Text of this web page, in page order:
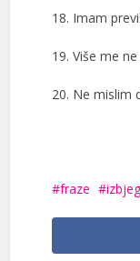
18. Imam
19. Više me
20. Ne mislim
fraze